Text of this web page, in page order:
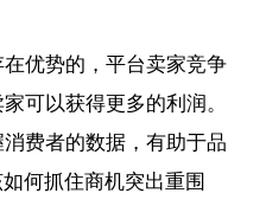
优势的，平台卖家竞争
可以获得更多的利润。
费者的数据，有助于品
何抓住商机突出重围